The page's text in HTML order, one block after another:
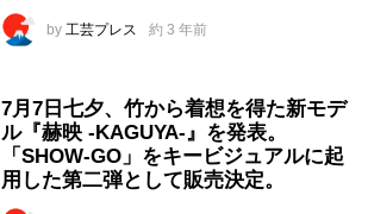
by 工芸プレス 約 3 年前
7月7日七夕、竹から着想を得た新モデ
ル『赫映 -KAGUYA-』を発表。
「SHOW-GO」をキービジュアルに起
用した第二弾として販売決定。